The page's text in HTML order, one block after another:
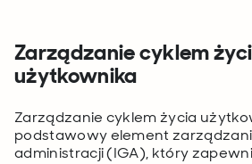
Zarządzanie cyklem
użytkownika
Zarządzanie cyklem życia
podstawowy element
administracji (IGA), który